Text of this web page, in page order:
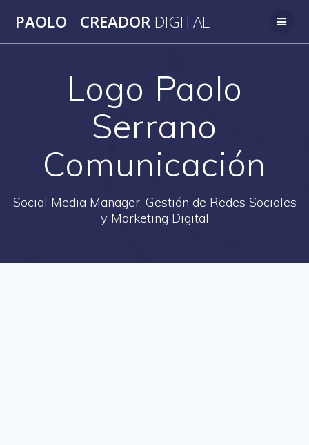
al
PAOLO - CREADOR DIGITAL
Logo Paolo
Serrano
Comunicación
Social Media Manager, Gestión de Redes Sociales
y Marketing Digital